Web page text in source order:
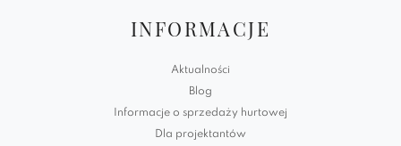
INFORMACJE
Aktualności
Blog
Informacje o sprzedaży hurtowej
Dla projektantów